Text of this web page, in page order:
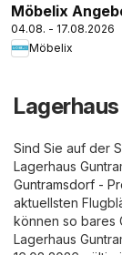
Möbelix
04.08. - 17.08.2026
Möbelix
Sind Sie auf der
Lagerhaus
Guntramsdorf -
aktuellsten
können so bares
Lagerhaus